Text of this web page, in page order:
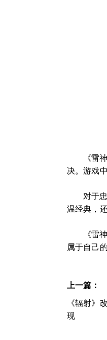
《雷
决。游戏
对于
温经典，
《雷
属于自己
上一篇：
《辐射》
现